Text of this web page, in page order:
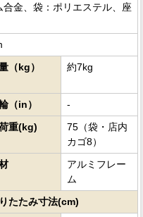
金、袋：ポリエステル、座
（kg） 約7kg
（in）
-
重(kg)
75（袋・店内
カゴ8）
アルミフレー
ム
たたみ寸法(cm)